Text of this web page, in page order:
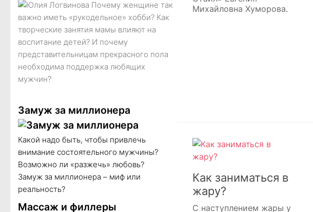
Михайловна Хуморова.
Как заниматься в
жару?
С наступлением жары у
Почему женщине так
важно иметь «рукодельное» хобби? Как
творческие занятия мамы влияют на
воспитание детей? И почему
представительницам прекрасного пола
необходима поддержка любящих
мужчин?
Замуж за миллионера
Какой надо быть, чтобы привлечь
внимание состоятельного мужчины?
Возможно ли «разжечь» любовь?
Замуж за миллионера – миф или
реальность?
Массаж и филлеры